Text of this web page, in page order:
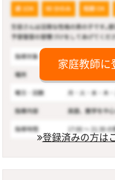
家庭教師に
登録済みの方は